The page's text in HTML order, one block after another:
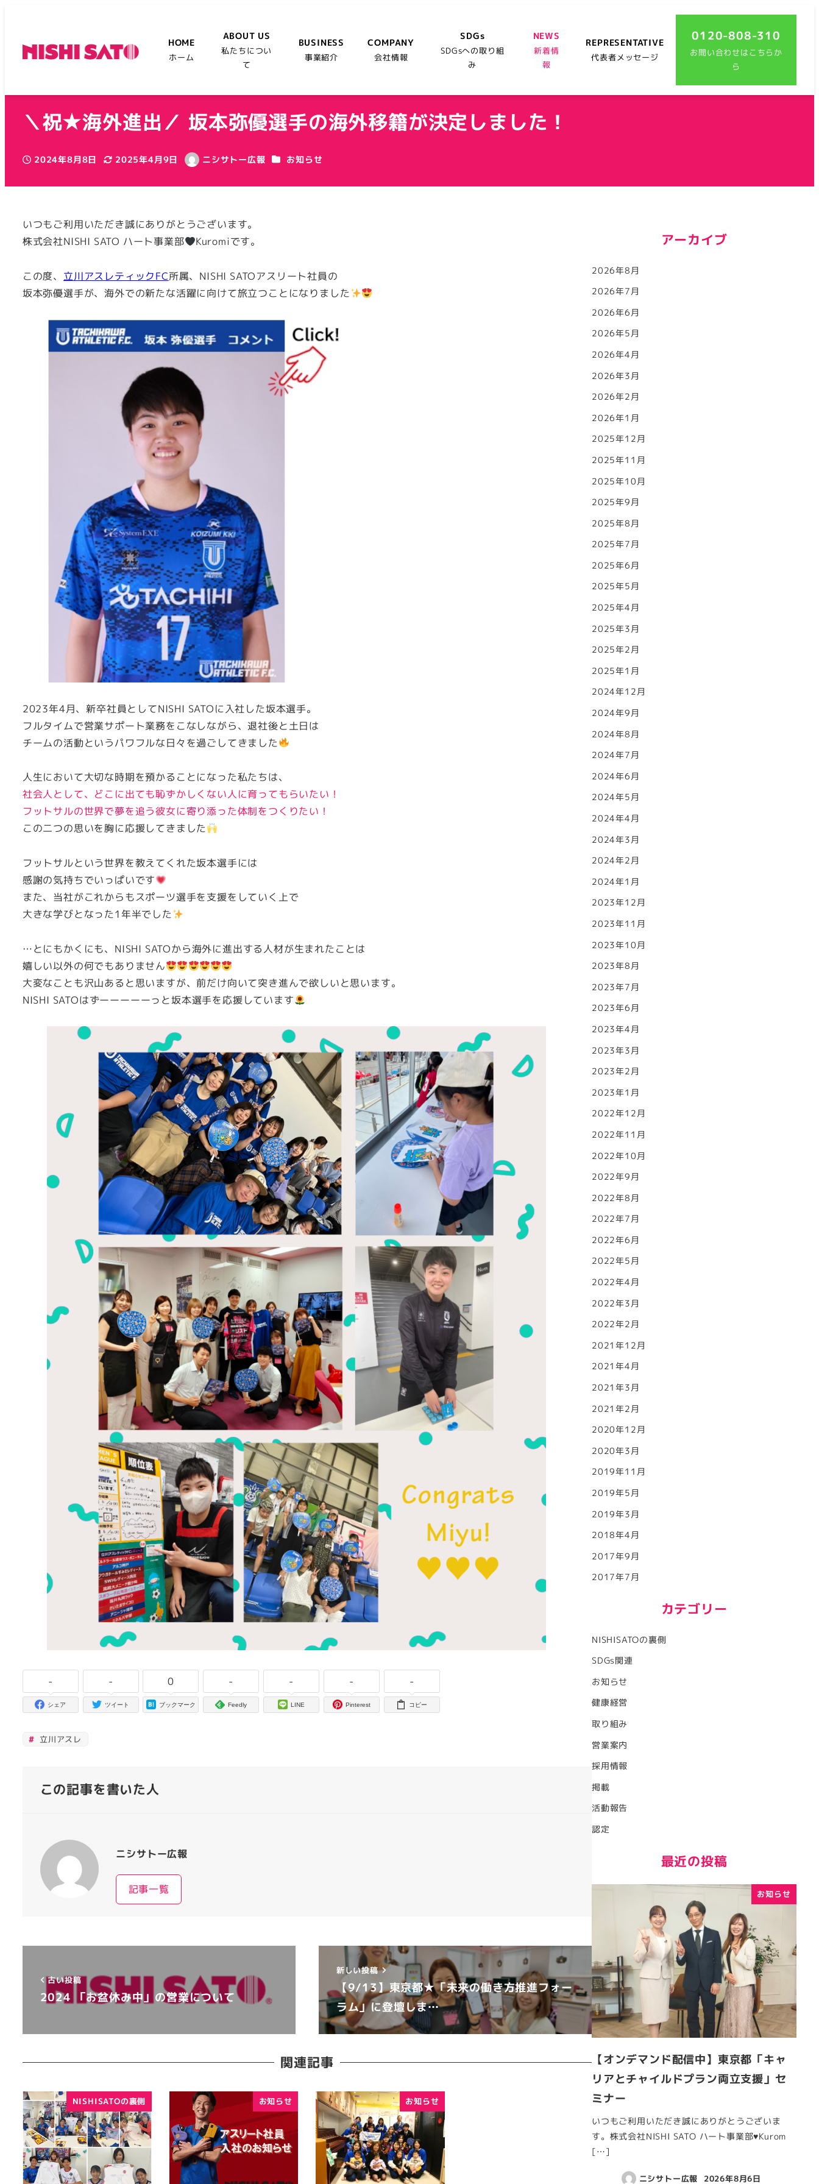
HOME
ホーム
ABOUT US
私たちについ
て
BUSINESS
事業紹介
COMPANY
会社情報
SDGs
SDGsへの取り組
み
NEWS
新着情
報
REPRESENTATIVE
代表者メッセージ
0120-808-310
お問い合わせはこちらか
ら
＼祝★海外進出／ 坂本弥優選手の海外移籍が決定しました！
投稿日
2024年8月8日
更新日
2025年4月9日
著
ニシサトー広報 カテゴリー
お知らせ
いつもご利用いただき誠にありがとうございます。
株式会社NISHI SATO ハート事業部
Kuromiです。
この度、 立川アスレティックFC所属、NISHI SATOアスリート社員の
坂本弥優選手が、海外での新たな活躍に向けて旅立つことになりました
2023年4月、新卒社員としてNISHI SATOに入社した坂本選手。
フルタイムで営業サポート業務をこなしながら、退社後と土日は
チームの活動というパワフルな日々を過ごしてきました
人生において大切な時期を預かることになった私たちは、
社会人として、どこに出ても恥ずかしくない人に育ってもらいたい！
フットサルの世界で夢を追う彼女に寄り添った体制をつくりたい！
この二つの思いを胸に応援してきました
フットサルという世界を教えてくれた坂本選手には
感謝の気持ちでいっぱいです
また、当社がこれからもスポーツ選手を支援をしていく上で
大きな学びとなった1年半でした
…とにもかくにも、NISHI SATOから海外に進出する人材が生まれたことは
嬉しい以外の何でもありません
大変なことも沢山あると思いますが、前だけ向いて突き進んで欲しいと思います。
NISHI SATOはずーーーーーっと坂本選手を応援しています
-
シェア
-
ツイート
0
ブックマーク
-
Feedly
-
LINE
-
Pinterest
-
コピー
立川アスレ
この記事を書いた人
ニシサトー広報
記事一覧
古い投稿
2024 「お盆休み中」の営業について
新しい投稿
【9/13】東京都★「未来の働き方推進フォー
ラム」に登壇しま…
関連記事
NISHISATOの裏側 お知らせ お知らせ
アーカイブ
2026年8月
2026年7月
2026年6月
2026年5月
2026年4月
2026年3月
2026年2月
2026年1月
2025年12月
2025年11月
2025年10月
2025年9月
2025年8月
2025年7月
2025年6月
2025年5月
2025年4月
2025年3月
2025年2月
2025年1月
2024年12月
2024年9月
2024年8月
2024年7月
2024年6月
2024年5月
2024年4月
2024年3月
2024年2月
2024年1月
2023年12月
2023年11月
2023年10月
2023年8月
2023年7月
2023年6月
2023年4月
2023年3月
2023年2月
2023年1月
2022年12月
2022年11月
2022年10月
2022年9月
2022年8月
2022年7月
2022年6月
2022年5月
2022年4月
2022年3月
2022年2月
2021年12月
2021年4月
2021年3月
2021年2月
2020年12月
2020年3月
2019年11月
2019年5月
2019年3月
2018年4月
2017年9月
2017年7月
カテゴリー
NISHISATOの裏側
SDGs関連
お知らせ
健康経営
取り組み
営業案内
採用情報
掲載
活動報告
認定
最近の投稿
お知らせ
【オンデマンド配信中】東京都「キャ
リアとチャイルドプラン両立支援」セ
ミナー
いつもご利用いただき誠にありがとうございま
す。株式会社NISHI SATO ハート事業部♥Kurom
[…]
ニシサトー広報 2026年8月6日